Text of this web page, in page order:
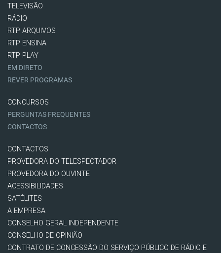
TELEVISÃO
RÁDIO
RTP ARQUIVOS
RTP ENSINA
RTP PLAY
EM DIRETO
REVER PROGRAMAS
CONCURSOS
PERGUNTAS FREQUENTES
CONTACTOS
CONTACTOS
PROVEDORA DO TELESPECTADOR
PROVEDORA DO OUVINTE
ACESSIBILIDADES
SATÉLITES
A EMPRESA
CONSELHO GERAL INDEPENDENTE
CONSELHO DE OPINIÃO
CONTRATO DE CONCESSÃO DO SERVIÇO PÚBLICO DE RÁDIO E